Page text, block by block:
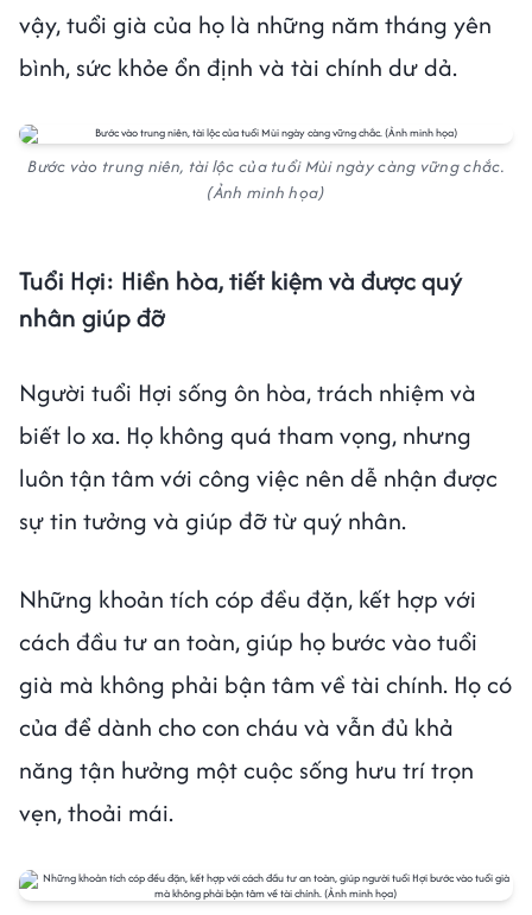
vậy, tuổi già của họ là những năm tháng yên
bình, sức khỏe ổn định và tài chính dư dả.
Bước vào trung niên, tài lộc của tuổi Mùi ngày càng vững chắc.
(Ảnh minh họa)
Tuổi Hợi: Hiền hòa, tiết kiệm và được quý
nhân giúp đỡ
Người tuổi Hợi sống ôn hòa, trách nhiệm và
biết lo xa. Họ không quá tham vọng, nhưng
luôn tận tâm với công việc nên dễ nhận được
sự tin tưởng và giúp đỡ từ quý nhân.
Những khoản tích cóp đều đặn, kết hợp với
cách đầu tư an toàn, giúp họ bước vào tuổi
già mà không phải bận tâm về tài chính. Họ có
của để dành cho con cháu và vẫn đủ khả
năng tận hưởng một cuộc sống hưu trí trọn
vẹn, thoải mái.